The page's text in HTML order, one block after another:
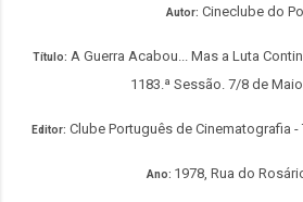
Autor: Cineclube do
Título: A Guerra Acabou... Mas a Luta
1183.ª Sessão. 7/8 de
Editor: Clube Português de Cinematografia
Ano: 1978 , Rua do